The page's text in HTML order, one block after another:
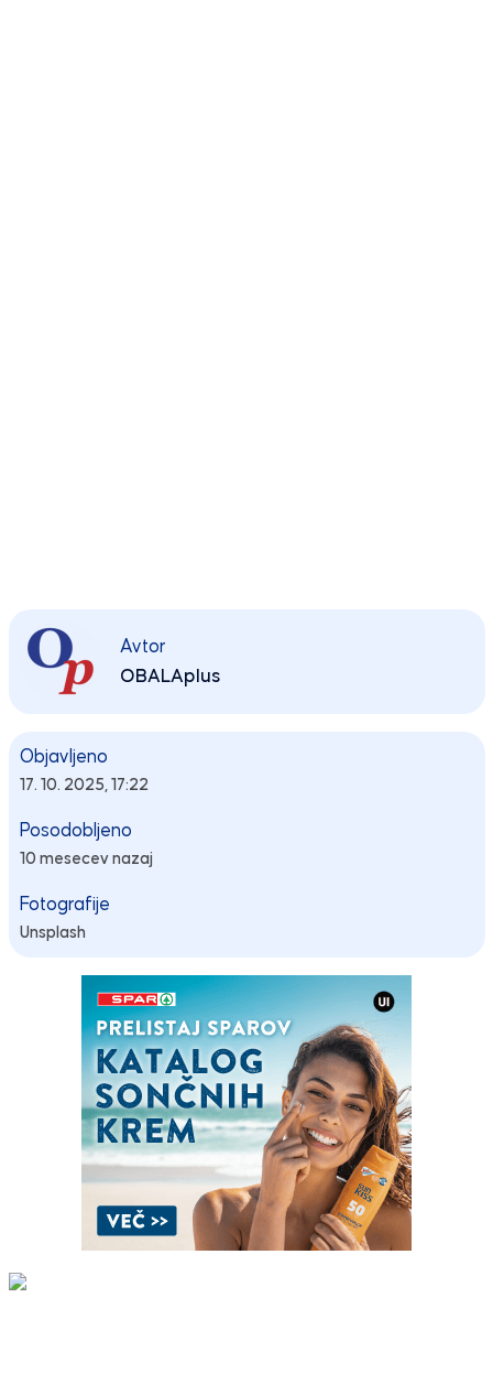
Avtor
OBALAplus
Objavljeno
17. 10. 2025, 17:22
Posodobljeno
10 mesecev nazaj
Fotografije
Unsplash